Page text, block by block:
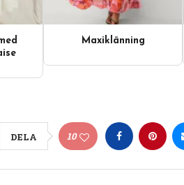
Maxiklänning
DELA 10